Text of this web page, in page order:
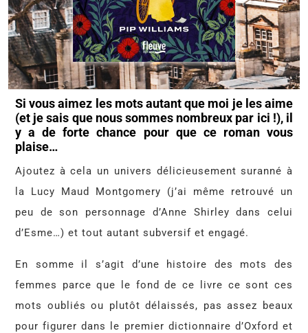
Si vous aimez les mots autant que moi je les aime
(et je sais que nous sommes nombreux par ici !), il
y a de forte chance pour que ce roman vous
plaise…
Ajoutez à cela un univers délicieusement suranné à
la Lucy Maud Montgomery (j’ai même retrouvé un
peu de son personnage d’Anne Shirley dans celui
d’Esme…) et tout autant subversif et engagé.
En somme il s’agit d’une histoire des mots des
femmes parce que le fond de ce livre ce sont ces
mots oubliés ou plutôt délaissés, pas assez beaux
pour figurer dans le premier dictionnaire d’Oxford et